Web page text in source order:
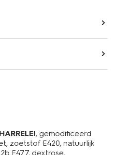
, gemodificeerd
zoetstof E420, natuurlijk
E477, dextrose,